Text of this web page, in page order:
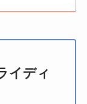
イディ